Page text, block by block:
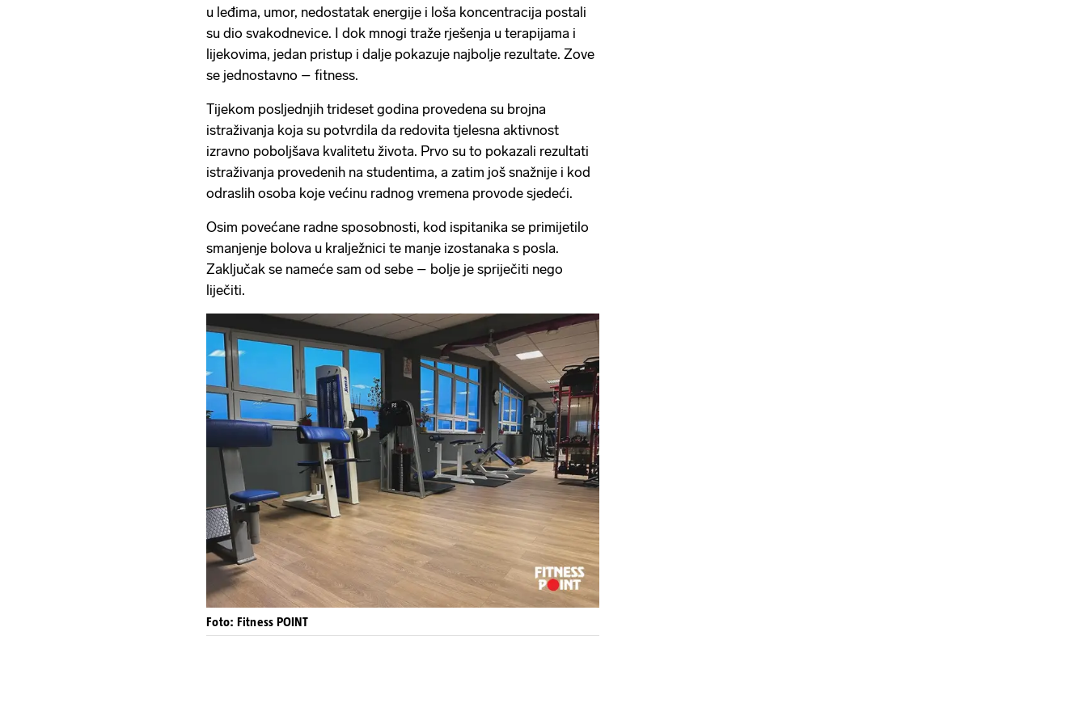
u leđima, umor, nedostatak energije i loša koncentracija postali
su dio svakodnevice. I dok mnogi traže rješenja u terapijama i
lijekovima, jedan pristup i dalje pokazuje najbolje rezultate. Zove
se jednostavno – fitness.
Tijekom posljednjih trideset godina provedena su brojna
istraživanja koja su potvrdila da redovita tjelesna aktivnost
izravno poboljšava kvalitetu života. Prvo su to pokazali rezultati
istraživanja provedenih na studentima, a zatim još snažnije i kod
odraslih osoba koje većinu radnog vremena provode sjedeći.
Osim povećane radne sposobnosti, kod ispitanika se primijetilo
smanjenje bolova u kralježnici te manje izostanaka s posla.
Zaključak se nameće sam od sebe – bolje je spriječiti nego
liječiti.
Foto: Fitness POINT